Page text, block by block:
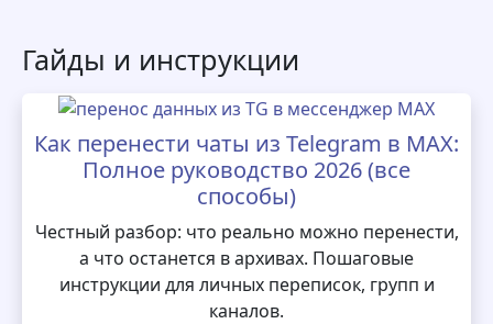
Гайды и инструкции
Как перенести чаты из Telegram в MAX:
Полное руководство 2026 (все
способы)
Честный разбор: что реально можно перенести,
а что останется в архивах. Пошаговые
инструкции для личных переписок, групп и
каналов.